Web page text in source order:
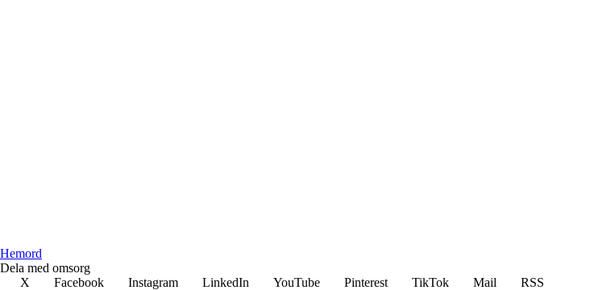
Hemord
Dela med omsorg
X
Facebook Instagram LinkedIn YouTube Pinterest TikTok Mail
RSS